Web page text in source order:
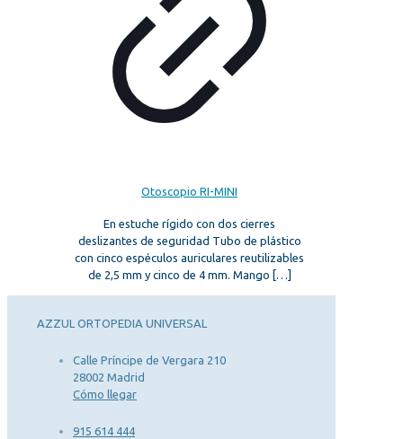
Otoscopio RI-MINI
En estuche rígido con dos cierres
deslizantes de seguridad Tubo de plástico
con cinco espéculos auriculares reutilizables
de 2,5 mm y cinco de 4 mm. Mango […]
AZZUL ORTOPEDIA UNIVERSAL
Calle Príncipe de Vergara 210
28002 Madrid
Cómo llegar
915 614 444